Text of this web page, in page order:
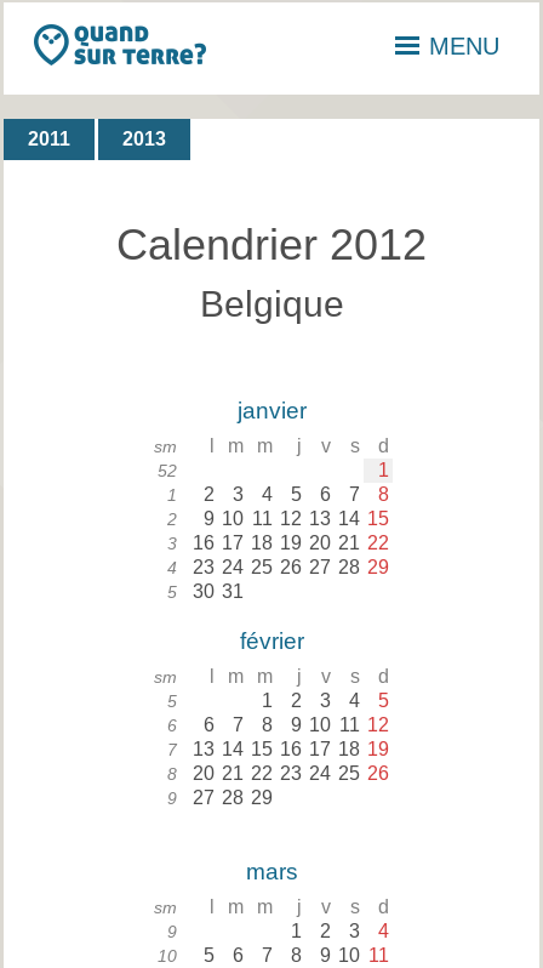
MENU
2011 2013
Calendrier 2012
Belgique
janvier
sm m m j v s d
52 1
1 2 3 4 5 6 7 8
2 9 10 11 12 13 14 15
3 16 17 18 19 20 21 22
4 23 24 25 26 27 28 29
5 30 31
février
sm m m j v s d
5 1 2 3 4 5
6 6 7 8 9 10 11 12
7 13 14 15 16 17 18 19
8 20 21 22 23 24 25 26
9 27 28 29
mars
sm m m j v s d
9 1 2 3 4
10 5 6 7 8 9 10 11